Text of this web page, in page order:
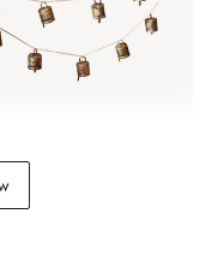
Maxime